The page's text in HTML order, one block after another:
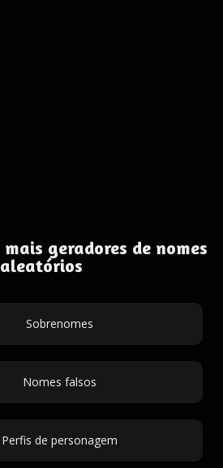
geradores de nomes
aleatórios
Sobrenomes
Nomes falsos
Perfis de personagem